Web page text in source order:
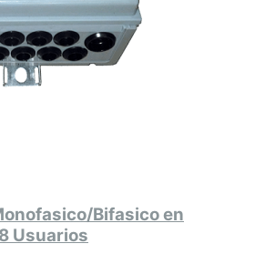
Bifasico en
Usuarios